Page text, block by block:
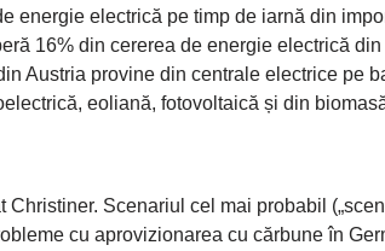
energie electrică pe timp de iarnă din
16% din cererea de energie electrică din
Austria provine din centrale electrice pe
eoliană, fotovoltaică și din
Scenariul cel mai probabil
cu aprovizionarea cu cărbune în